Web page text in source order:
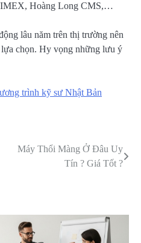
Hoàng Long CMS,…
lâu năm trên thị trường nên
chọn. Hy vọng những lưu ý
trình kỹ sư Nhật Bản
Máy Thổi Màng Ở Đâu Uy
Tín ? Giá Tốt ?